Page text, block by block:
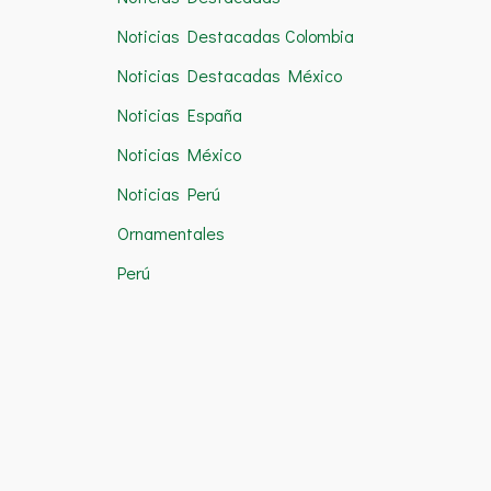
Noticias Destacadas Colombia
Noticias Destacadas México
Noticias España
Noticias México
Noticias Perú
Ornamentales
Perú